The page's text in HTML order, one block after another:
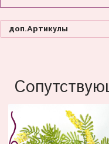
доп.Артикулы